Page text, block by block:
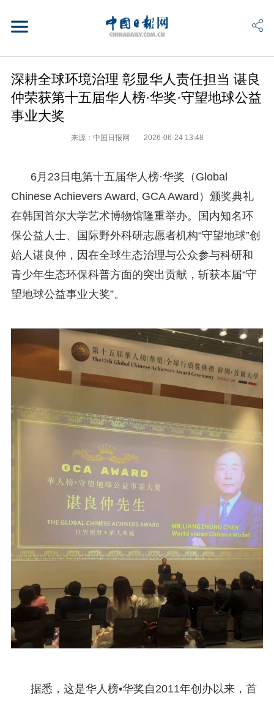
深耕全球环境治理 彰显华人责任担当 谌良
仲荣获第十五届华人榜·华奖·守望地球公益
事业大奖
来源：中国日报网 2026-06-24 13:48
6月23日电第十五届华人榜·华奖（Global
Chinese Achievers Award, GCA Award）颁奖典礼
在韩国首尔大学艺术博物馆隆重举办。国内知名环
保公益人士、国际野外科研志愿者机构“守望地球”创
始人谌良仲，因在全球生态治理与公众参与科研和
青少年生态环保科普方面的突出贡献，斩获本届“守
望地球公益事业大奖”。
据悉，这是华人榜•华奖自2011年创办以来，首